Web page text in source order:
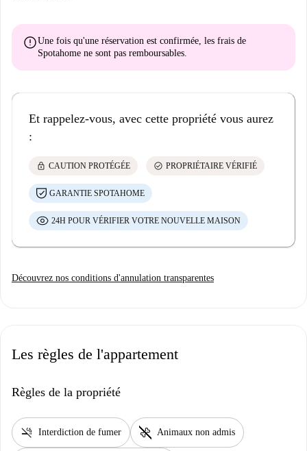
errorUne fois qu'une réservation est confirmée, les frais de
Spotahome ne sont pas remboursables.
Et rappelez-vous, avec cette propriété vous aurez
:
lock CAUTION PROTÉGÉE check_circle PROPRIÉTAIRE VÉRIFIÉ
GARANTIE SPOTAHOME
24H POUR VÉRIFIER VOTRE NOUVELLE MAISON
Découvrez nos conditions d'annulation transparentes
Les règles de l'appartement
Règles de la propriété
smoke_free Interdiction de fumer pet_supplies Animaux non admis